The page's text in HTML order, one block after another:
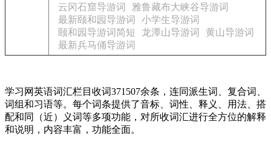
云冈石窟导游词
雅鲁藏布大峡谷导游词
最新颐和园导游词
小学生导游词
颐和园导游词简短
龙潭山导游词
黄山导游词
最新兵马俑导游词
学习网英语词汇栏目收词371507余条，连同派生词、复合词、
词组和习语等。每个词条提供了音标、词性、释义、用法、搭
配和同（近）义词等多项功能，对所收词汇进行全方位的解释
和说明，内容丰富，功能全面。